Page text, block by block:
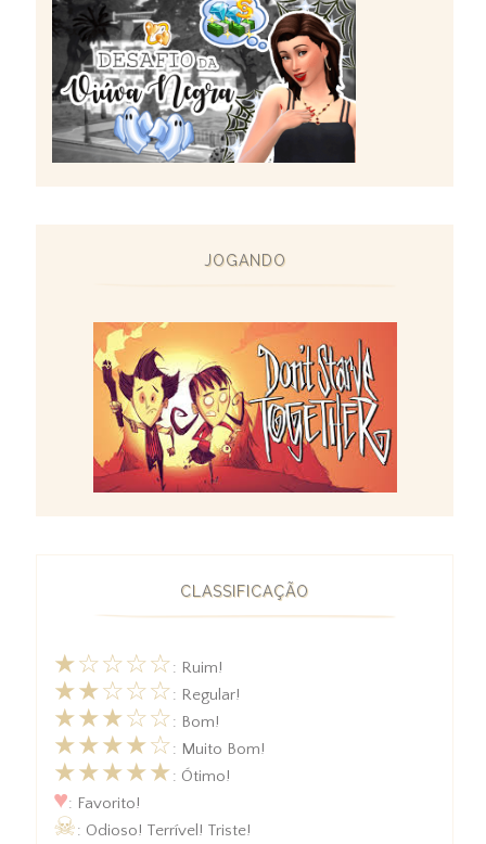
JOGANDO
CLASSIFICAÇÃO
★☆☆☆☆: Ruim!
★★☆☆☆: Regular!
★★★☆☆: Bom!
★★★★☆: Muito Bom!
★★★★★: Ótimo!
♥: Favorito!
☠: Odioso! Terrível! Triste!